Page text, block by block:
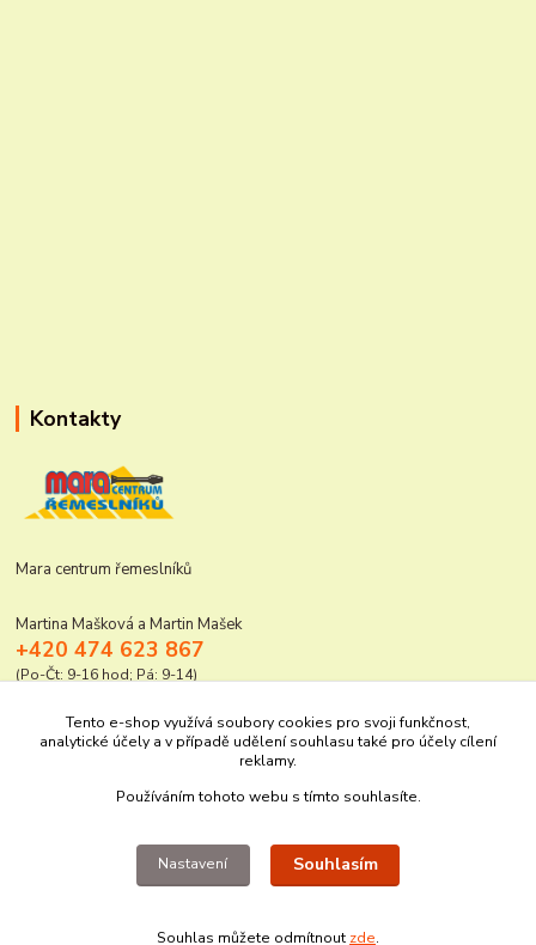
Kontakty
Mara centrum řemeslníků
Martina Mašková a Martin Mašek
+420 474 623 867
(Po-Čt: 9-16 hod; Pá: 9-14)
mara@elektro-naradi.cz
Upravit sběr cookies.
Tento e-shop využívá soubory cookies pro svoji funkčnost,
analytické účely a v případě udělení souhlasu také pro účely cílení
reklamy.
Používáním tohoto webu s tímto souhlasíte.
Nastavení Souhlasím
Souhlas můžete odmítnout zde.